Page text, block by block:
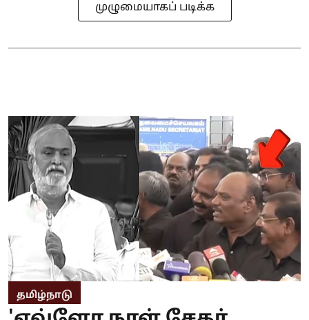
முழுமையாகப் படிக்க
தமிழ்நாடு